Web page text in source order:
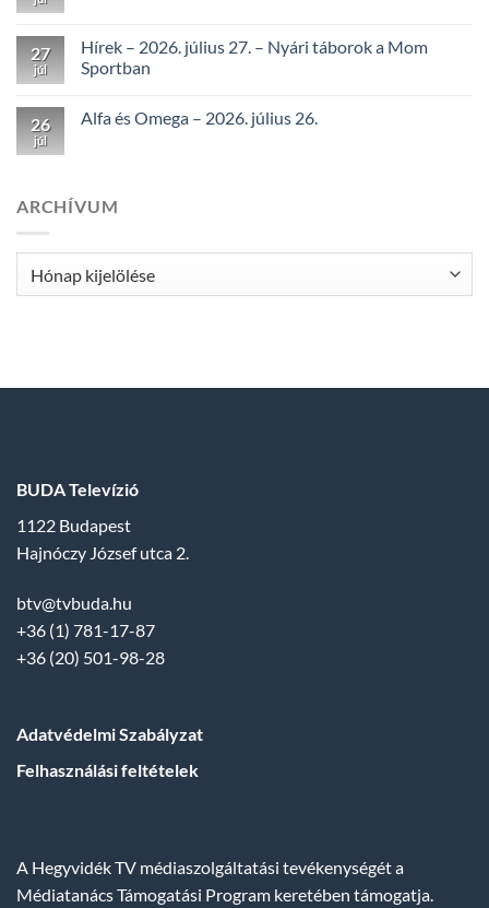
27
júl
Hírek – 2026. július 27. – Nyári táborok a Mom
Sportban
26
júl
Alfa és Omega – 2026. július 26.
ARCHÍVUM
BUDA Televízió
1122 Budapest
Hajnóczy József utca 2.
btv@tvbuda.hu
+36 (1) 781-17-87
+36 (20) 501-98-28
Adatvédelmi Szabályzat
Felhasználási feltételek
A Hegyvidék TV médiaszolgáltatási tevékenységét a
Médiatanács Támogatási Program keretében támogatja.